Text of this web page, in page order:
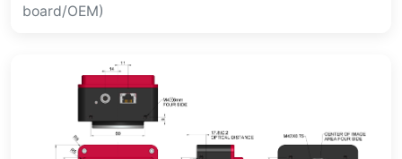
board/OEM)